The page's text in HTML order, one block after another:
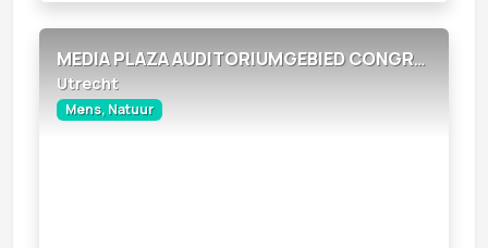
MEDIA PLAZA AUDITORIUMGEBIED CONGRESCENTRUM
Utrecht
Mens, Natuur